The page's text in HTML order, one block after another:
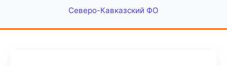
Северо-Кавказский ФО